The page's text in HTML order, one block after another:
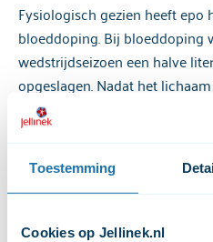
Toestemming
Cookies op Jellinek.nl
Fysiologisch gezien heeft epo
bloeddoping. Bij bloeddoping
wedstrijdseizoen een halve
opgeslagen. Nadat het
aangemaakt wordt het bloed
gebracht. Hierdoor kan het
Risico's en